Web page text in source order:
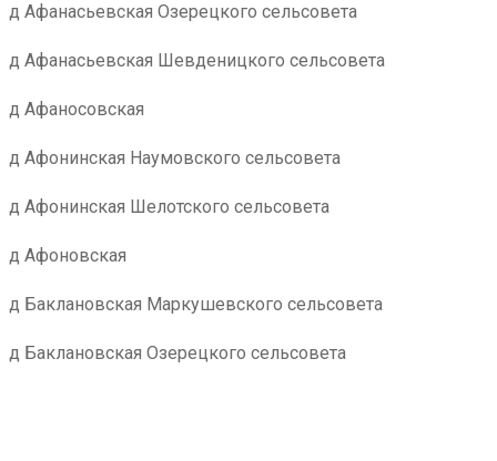
д Афанасьевская Озерецкого сельсовета
д Афанасьевская Шевденицкого сельсовета
д Афаносовская
д Афонинская Наумовского сельсовета
д Афонинская Шелотского сельсовета
д Афоновская
д Баклановская Маркушевского сельсовета
д Баклановская Озерецкого сельсовета